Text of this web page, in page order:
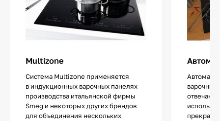
Multizone
Система Multizone применяется
в индукционных варочных панелях
производства итальянской фирмы
Smeg и некоторых других брендов
для объединения нескольких